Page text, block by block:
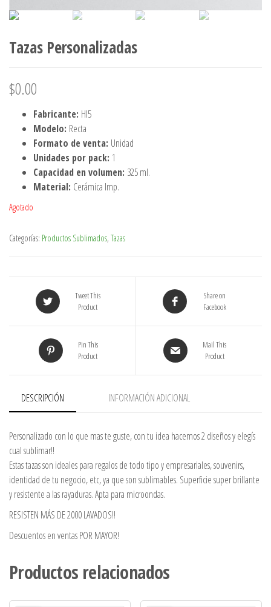
Tazas Personalizadas
$0.00
Fabricante: HI5
Modelo: Recta
Formato de venta: Unidad
Unidades por pack: 1
Capacidad en volumen: 325 ml.
Material: Cerámica Imp.
Agotado
Categorías: Productos Sublimados, Tazas
Tweet This
Product
Share on
Facebook
Pin This
Product
Mail This
Product
DESCRIPCIÓN INFORMACIÓN ADICIONAL
Personalizado con lo que mas te guste, con tu idea hacemos 2 diseños y elegís
cual sublimar!!
Estas tazas son ideales para regalos de todo tipo y empresariales, souvenirs,
identidad de tu negocio, etc, ya que son sublimables. Superficie super brillante
y resistente a las rayaduras. Apta para microondas.
RESISTEN MÁS DE 2000 LAVADOS!!
Descuentos en ventas POR MAYOR!
Productos relacionados